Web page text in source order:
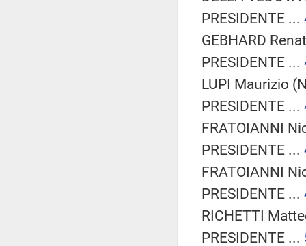
PRESIDENTE ...
GEBHARD
PRESIDENTE ...
LUPI Maurizio
PRESIDENTE ...
FRATOIANNI
PRESIDENTE ...
FRATOIANNI
PRESIDENTE ...
RICHETTI
PRESIDENTE ...